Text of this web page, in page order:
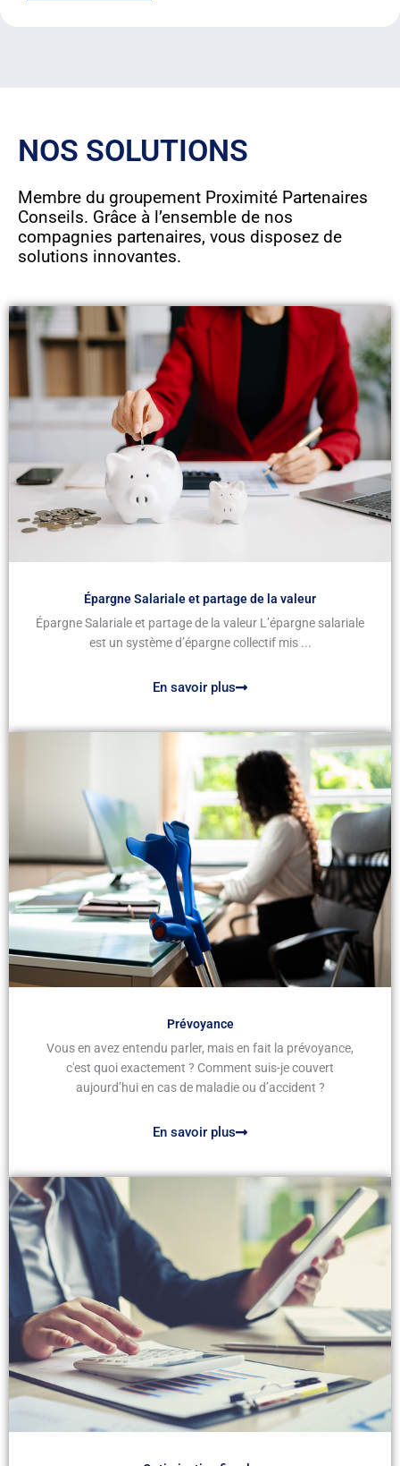
NOS SOLUTIONS
Membre du groupement Proximité Partenaires
Conseils. Grâce à l’ensemble de nos
compagnies partenaires, vous disposez de
solutions innovantes.
Épargne Salariale et partage de la valeur
Épargne Salariale et partage de la valeur L’épargne salariale
est un système d’épargne collectif mis ...
En savoir plus
Prévoyance
Vous en avez entendu parler, mais en fait la prévoyance,
c'est quoi exactement ? Comment suis-je couvert
aujourd’hui en cas de maladie ou d’accident ?
En savoir plus